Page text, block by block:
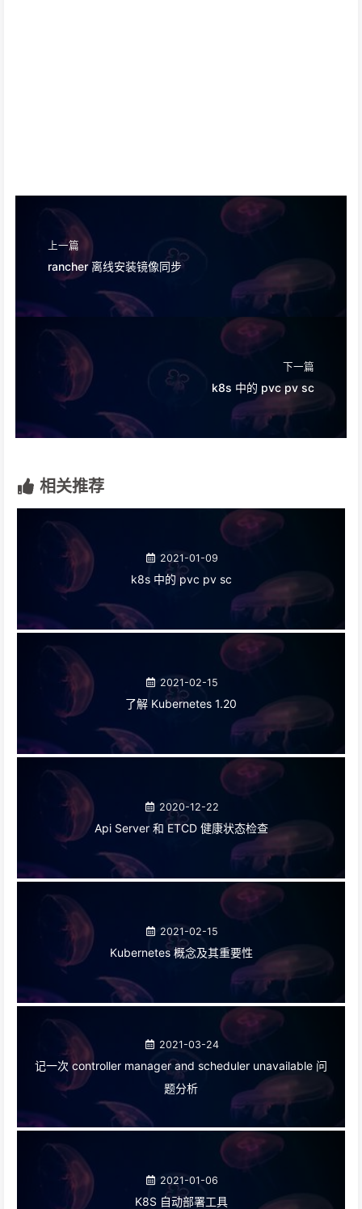
上一篇
rancher 离线安装镜像同步
下一篇
k8s 中的 pvc pv sc
相关推荐
2021-01-09
k8s 中的 pvc pv sc
2021-02-15
了解 Kubernetes 1.20
2020-12-22
Api Server 和 ETCD 健康状态检查
2021-02-15
Kubernetes 概念及其重要性
2021-03-24
记一次 controller manager and scheduler unavailable 问
题分析
2021-01-06
K8S 自动部署工具